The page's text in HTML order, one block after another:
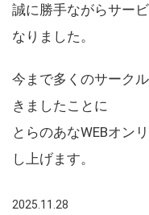
誠に勝手ながらサー
なりました。
今まで多くのサーク
きましたことに
とらのあなWEBオン
し上げます。
2025.11.28